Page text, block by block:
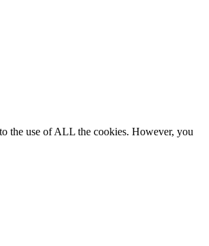
the use of ALL the cookies. However, you